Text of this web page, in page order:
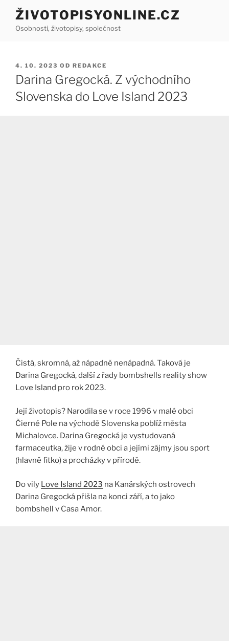
Přejít
obsahu
ŽIVOTOPISYONLINE.CZ
Osobnosti, životopisy, společnost
PUBLIKOVÁNO
4. 10. 2023 OD REDAKCE
Darina Gregocká. Z východního
Slovenska do Love Island 2023
Čistá, skromná, až nápadně nenápadná. Taková je
Darina Gregocká, další z řady bombshells reality show
Love Island pro rok 2023.
Její životopis? Narodila se v roce 1996 v malé obci
Čierné Pole na východě Slovenska poblíž města
Michalovce. Darina Gregocká je vystudovaná
farmaceutka, žije v rodné obci a jejími zájmy jsou sport
(hlavně fitko) a procházky v přírodě.
Do vily Love Island 2023 na Kanárských ostrovech
Darina Gregocká přišla na konci září, a to jako
bombshell v Casa Amor.